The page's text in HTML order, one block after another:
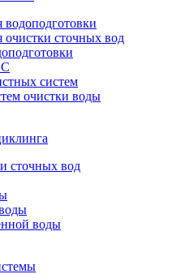
водоподготовки
очистки сточных вод
систем
очистки воды
сточных вод
воды